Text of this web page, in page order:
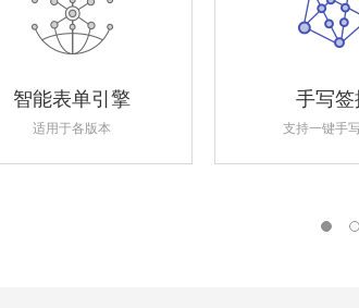
智能表单引擎
适用于各版本
手写签
支持一键手